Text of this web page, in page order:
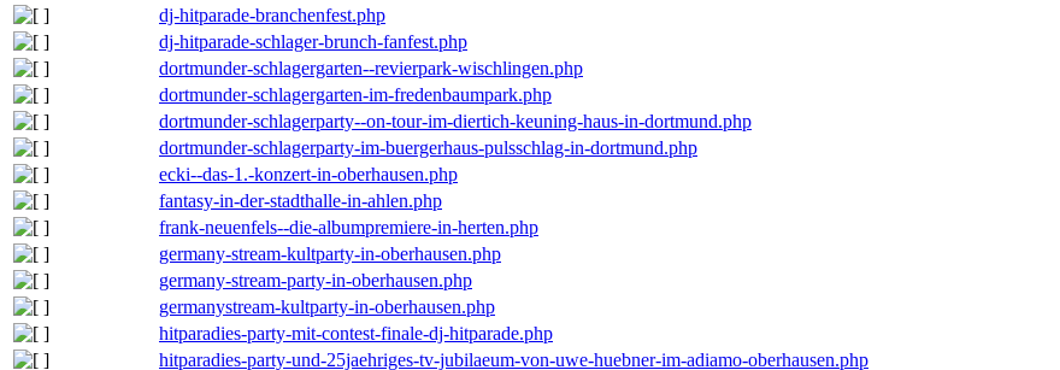
dj-hitparade-branchenfest.php
dj-hitparade-schlager-brunch-fanfest.php
dortmunder-schlagergarten--revierpark-wischlingen.php
dortmunder-schlagergarten-im-fredenbaumpark.php
dortmunder-schlagerparty--on-tour-im-diertich-keuning-haus-in-dortmund.php
dortmunder-schlagerparty-im-buergerhaus-pulsschlag-in-dortmund.php
ecki--das-1.-konzert-in-oberhausen.php
fantasy-in-der-stadthalle-in-ahlen.php
frank-neuenfels--die-albumpremiere-in-herten.php
germany-stream-kultparty-in-oberhausen.php
germany-stream-party-in-oberhausen.php
germanystream-kultparty-in-oberhausen.php
hitparadies-party-mit-contest-finale-dj-hitparade.php
hitparadies-party-und-25jaehriges-tv-jubilaeum-von-uwe-huebner-im-adiamo-oberhausen.php